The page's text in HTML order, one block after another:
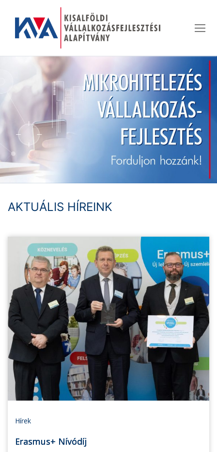
tartalomra
AKTUÁLIS HÍREINK
Hírek
Erasmus+ Nívódíj